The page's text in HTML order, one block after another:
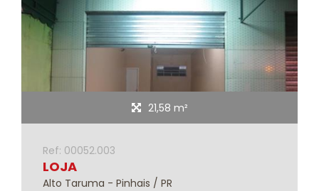
21,58 m²
Ref: 00052.003
LOJA
Alto Taruma - Pinhais / PR